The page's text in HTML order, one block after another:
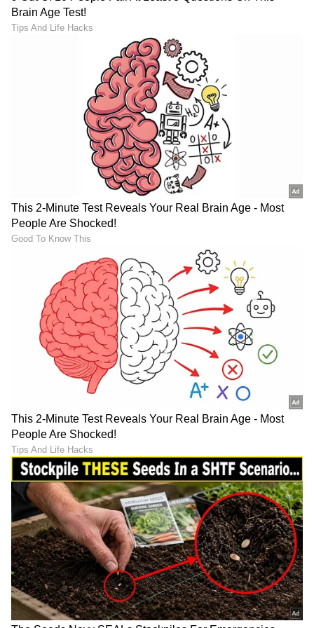
RECOMMENDED STORIES
ಯಶ್ ಟಾಕ್ಸಿಕ್ ಟ್ರೇಲರ್ ಲಾಂಚ್‌ಗೆ
ಮುಖ್ಯ ಅತಿಥಿ ಕರುನಾಡ ಚಕ್ರವರ್ತಿ
Exclusive Interview:
'ಗೋಲ್ಡನ್​​ ಸ್ಟಾರ್'​ ಗಣೇಶ್​ ದಂಪತಿ
ಮಕ್ಕಳನ್ನು ಬೆಳೆಸ್ತಿರೋದು ಹೇಗೆ?
ಶಿಲ್ಪಾ ಮಾತಿಗೆ ಫ್ಯಾನ್ಸ್​ ಫಿದಾ
ಯಶ್ 'ಟಾಕ್ಸಿಕ್' ಟ್ರೇಲರ್ ಲಾಂಚ್
ಮುಹೂರ್ತ 7:01 PM; ಈ ಟೈಮ್
ಹಿಂದಿರೋ ಸೀಕ್ರೆಟ್ ಏನ್
ಫ್ಯಾಮಿಲಿ ಜೊತೆ ವೆಕೇಶನ್
ಮೂಡಲ್ಲಿ ರಿಷಬ್… ‘ಕಾಂತಾರಾ
3’ಕ್ಕೆ ಲೊಕೇಶನ್ ಹುಡುಕಲು
ಹೊರಟ್ರಾ ಶೆಟ್ರು?
LATEST VIDEOS
"ರಾಜಕೀಯ ಬೇಡ, ಸಿನಿಮಾನೇ ಪ್ರಾಣ":
ಕನಕೋತ್ಸವದಲ್ಲಿ ರಿಷಬ್ ಶೆಟ್ಟಿ | Rishab
Shetty speech | Suvarna News
ಶೇ.50 ರಿಂದ ಶೇ.18 ಕ್ಕೆ TAX ಇಳಿಕೆ: ಮೋದಿ-
ಟ್ರಂಪ್ ಐತಿಹಾಸಿಕ ಒಪ್ಪಂದ | India US
Trade Deal | Party Rounds